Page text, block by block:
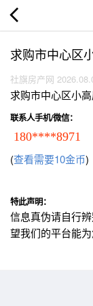
求购市中心区
社旗房产网
求购市中心区小
联系人手机/微信：
180****8971
(查看需要10金币)
特此声明：
信息真伪请自行
望我们的平台能为